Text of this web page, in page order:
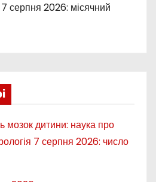
серпня 2026: місячний
мозок дитини: наука про
7 серпня 2026: число